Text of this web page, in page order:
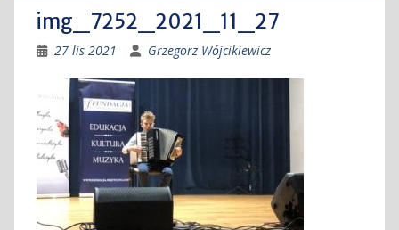
img_7252_2021_11_27
27 lis 2021 Grzegorz Wójcikiewicz